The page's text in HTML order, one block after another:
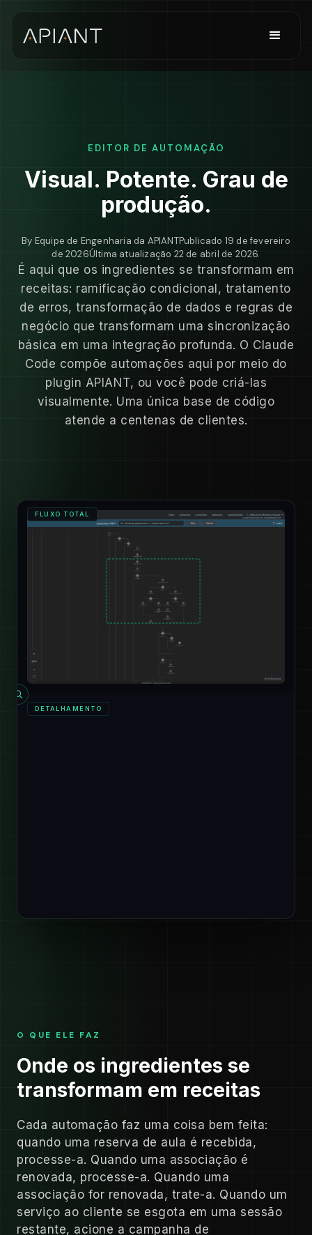
EDITOR DE AUTOMAÇÃO
Visual. Potente. Grau de
produção.
By Equipe de Engenharia da APIANTPublicado 19 de fevereiro
de 2026Última atualização 22 de abril de 2026.
É aqui que os ingredientes se transformam em
receitas: ramificação condicional, tratamento
de erros, transformação de dados e regras de
negócio que transformam uma sincronização
básica em uma integração profunda. O Claude
Code compõe automações aqui por meio do
plugin APIANT, ou você pode criá-las
visualmente. Uma única base de código
atende a centenas de clientes.
FLUXO TOTAL
DETALHAMENTO
O QUE ELE FAZ
Onde os ingredientes se
transformam em receitas
Cada automação faz uma coisa bem feita:
quando uma reserva de aula é recebida,
processe-a. Quando uma associação é
renovada, processe-a. Quando uma
associação for renovada, trate-a. Quando um
serviço ao cliente se esgota em uma sessão
restante, acione a campanha de